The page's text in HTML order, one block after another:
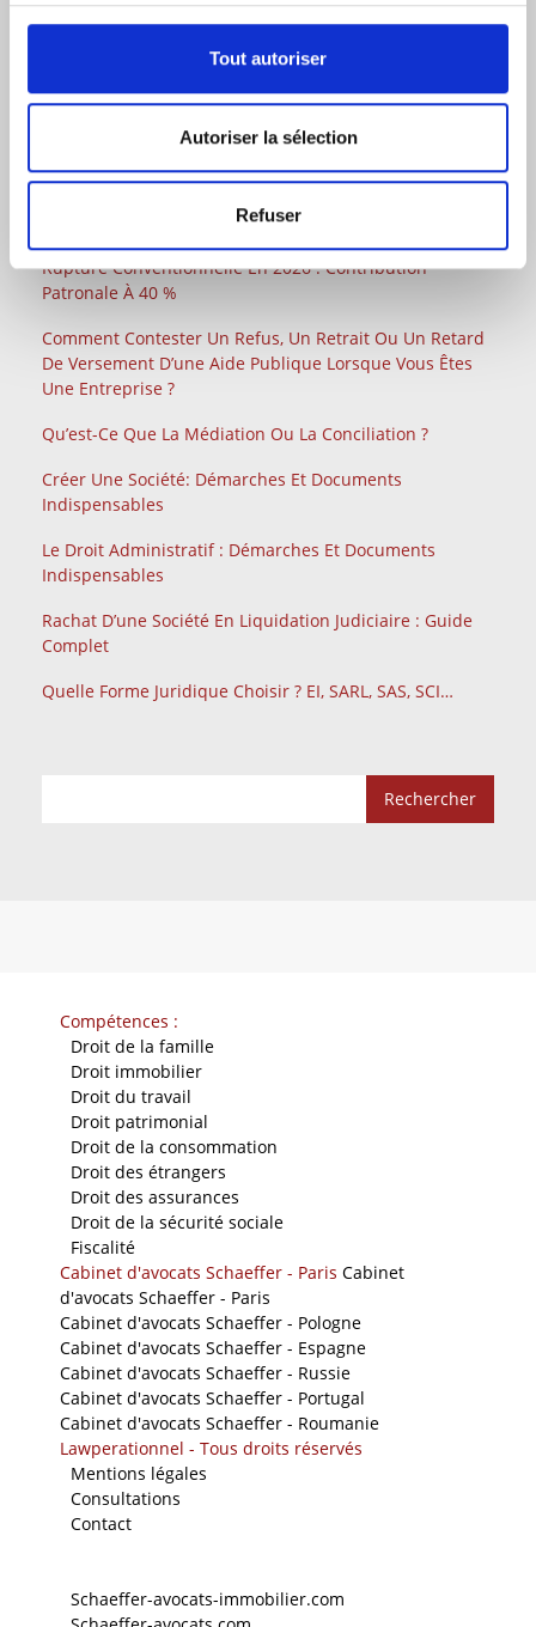
Tout autoriser
Autoriser la sélection
Refuser
DERNIERS ARTICLES JURIDIQUES
Factures Impayées Entre Professionnels : La Nouvelle
Procédure Simplifiée De Recouvrement
Responsabilités Et Comment S’en Sortir ?
Rupture Conventionnelle En 2026 : Contribution
Patronale À 40 %
Comment Contester Un Refus, Un Retrait Ou Un Retard
De Versement D’une Aide Publique Lorsque Vous Êtes
Une Entreprise ?
Qu’est-Ce Que La Médiation Ou La Conciliation ?
Créer Une Société: Démarches Et Documents
Indispensables
Le Droit Administratif : Démarches Et Documents
Indispensables
Rachat D’une Société En Liquidation Judiciaire : Guide
Complet
Quelle Forme Juridique Choisir ? EI, SARL, SAS, SCI…
Compétences :
Droit de la famille
Droit immobilier
Droit du travail
Droit patrimonial
Droit de la consommation
Droit des étrangers
Droit des assurances
Droit de la sécurité sociale
Fiscalité
Cabinet d'avocats Schaeffer - Paris Cabinet
d'avocats Schaeffer - Paris
Cabinet d'avocats Schaeffer - Pologne
Cabinet d'avocats Schaeffer - Espagne
Cabinet d'avocats Schaeffer - Russie
Cabinet d'avocats Schaeffer - Portugal
Cabinet d'avocats Schaeffer - Roumanie
Lawperationnel - Tous droits réservés
Mentions légales
Consultations
Contact
Schaeffer-avocats-immobilier.com